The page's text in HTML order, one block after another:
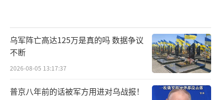
乌军阵亡高达125万是真的吗 数据争议
不断
2026-08-05 13:17:37
普京八年前的话被军方用进对乌战报！